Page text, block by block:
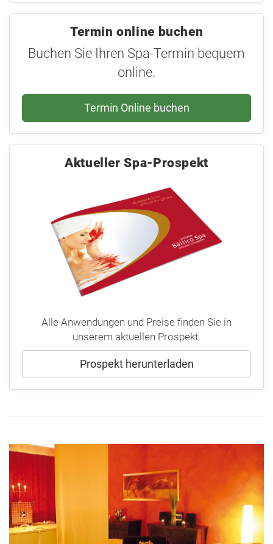
Termin online buchen
Buchen Sie Ihren Spa-Termin bequem
online.
Termin Online buchen
Aktueller Spa-Prospekt
Alle Anwendungen und Preise finden Sie in
unserem aktuellen Prospekt.
Prospekt herunterladen